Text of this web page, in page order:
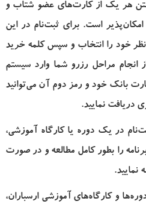
هر یک از کارت‌های عضو شتاب و
است. برای ثبت‌نام در این
خود را انتخاب و سپس کلمه خرید
انجام مراحل رزرو شما وارد سیستم
بانک خود و رمز دوم آن می‌توانید
دریافت نمایید.
در یک دوره یا کارگاه آموزشی،
را بطور کامل مطالعه و در صورت
نمایید.
و کارگاه‌های آموزشی ارسباران،